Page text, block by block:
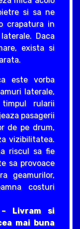
si sa ne
crapatura in
Daca
exista si
este vorba
laterale,
rularii
pasagerii
de pe drum,
vizibilitatea.
riscul sa fie
sa provoace
geamurilor,
costuri
Livram si
mai buna